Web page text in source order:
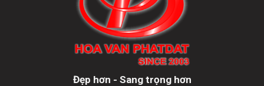
Đẹp hơn - Sang trọng hơn